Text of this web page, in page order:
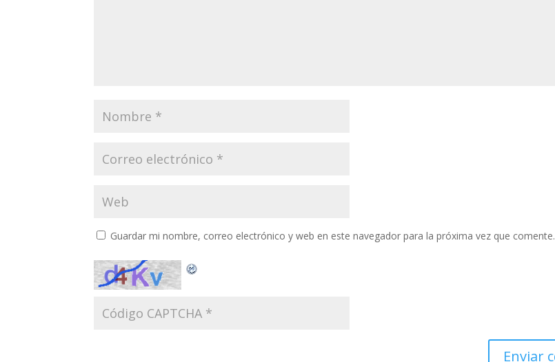
Guardar mi nombre, correo electrónico y web en este navegador para la próxima vez que comente.